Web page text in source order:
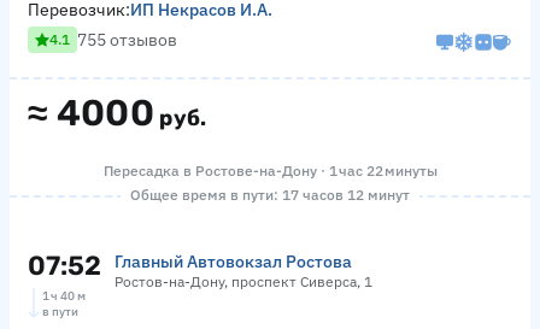
≈ 4000 руб.
Перевозчик:ИП Некрасов И.А.
4.1 755 отзывов
Пересадка в Ростове-на-Дону · 1 час 22 минуты
Общее время в пути: 17 часов 12 минут
07:52 Главный Автовокзал Ростова
Ростов-на-Дону, проспект Сиверса, 1
1 ч 40 м
в пути